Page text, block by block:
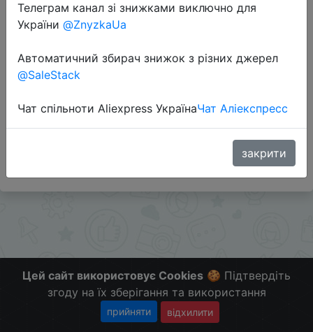
Слідкуйте за знижками на мобільному, в телеграм
Цей сайт використовує Cookies 🍪 Підтвердіть
згоду на їх зберігання та використання
прийняти відхилити
Телеграм канал зі знижками виключно для
України @ZnyzkaUa
Автоматичний збирач знижок з різних джерел
@SaleStack
Чат спільноти Aliexpress УкраїнаЧат Аліекспресс
закрити